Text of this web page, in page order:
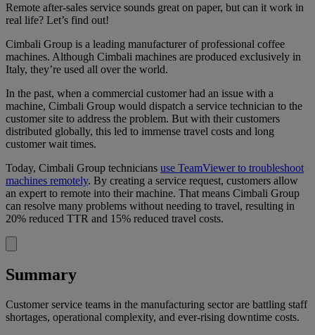
Remote after-sales service sounds great on paper, but can it work in
real life? Let’s find out!
Cimbali Group is a leading manufacturer of professional coffee
machines. Although Cimbali machines are produced exclusively in
Italy, they’re used all over the world.
In the past, when a commercial customer had an issue with a
machine, Cimbali Group would dispatch a service technician to the
customer site to address the problem. But with their customers
distributed globally, this led to immense travel costs and long
customer wait times.
Today, Cimbali Group technicians use TeamViewer to troubleshoot
machines remotely. By creating a service request, customers allow
an expert to remote into their machine. That means Cimbali Group
can resolve many problems without needing to travel, resulting in
20% reduced TTR and 15% reduced travel costs.
Summary
Customer service teams in the manufacturing sector are battling staff
shortages, operational complexity, and ever-rising downtime costs.